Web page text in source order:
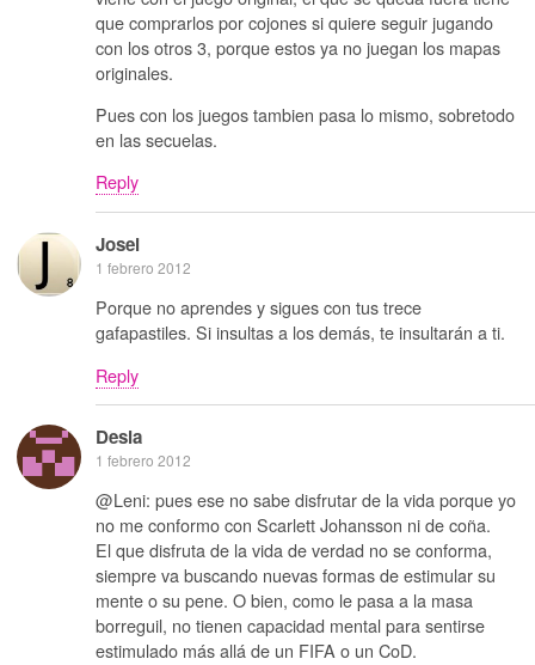
que comprarlos por cojones si quiere seguir jugando
con los otros 3, porque estos ya no juegan los mapas
originales.
Pues con los juegos tambien pasa lo mismo, sobretodo
en las secuelas.
Reply
Josei
1 febrero 2012
Porque no aprendes y sigues con tus trece
gafapastiles. Si insultas a los demás, te insultarán a ti.
Reply
Desia
1 febrero 2012
@Leni: pues ese no sabe disfrutar de la vida porque yo
no me conformo con Scarlett Johansson ni de coña.
El que disfruta de la vida de verdad no se conforma,
siempre va buscando nuevas formas de estimular su
mente o su pene. O bien, como le pasa a la masa
borreguil, no tienen capacidad mental para sentirse
estimulado más allá de un FIFA o un CoD.